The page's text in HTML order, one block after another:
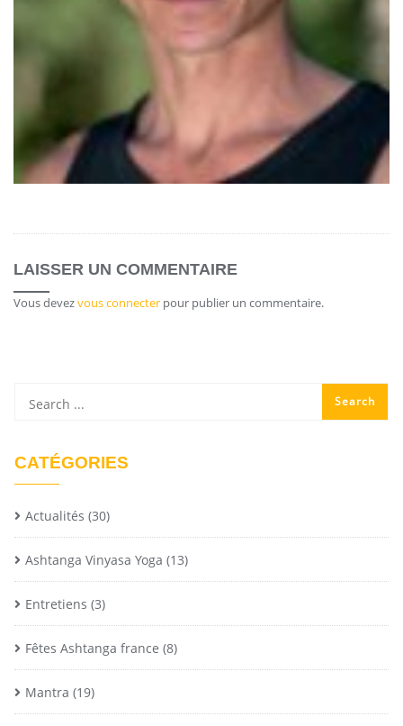
LAISSER UN COMMENTAIRE
Vous devezvous connecter pour publier un commentaire.
CATÉGORIES
Actualités (30)
Ashtanga Vinyasa Yoga (13)
Entretiens (3)
Fêtes Ashtanga france (8)
Mantra (19)